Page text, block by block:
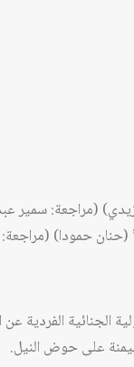
(حنان حمودا)
الجنائية الفردية
على حوض النيل.